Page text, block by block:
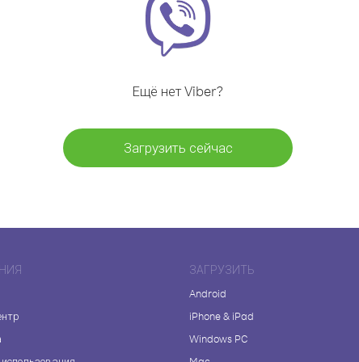
Ещё нет Viber?
Загрузить сейчас
ЗАГРУЗИТЬ
Android
iPhone & iPad
Windows PC